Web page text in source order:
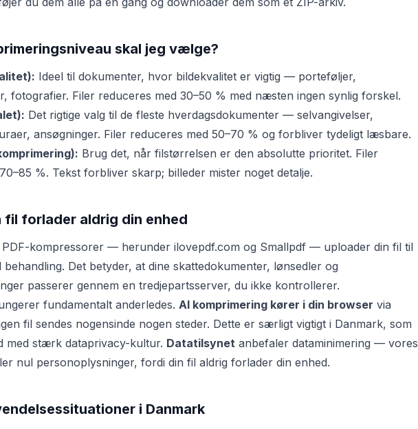
skal jeg vælge?
Ideel til dokumenter, hvor bildekvalitet er vigtig — porteføljer,
fotografier. Filer reduceres med 30–50 % med næsten ingen synlig forskel.
Det rigtige valg til de fleste hverdagsdokumenter — selvangivelser,
ansøgninger. Filer reduceres med 50–70 % og forbliver tydeligt læsbare.
Brug det, når filstørrelsen er den absolutte prioritet. Filer
%. Tekst forbliver skarp; billeder mister noget detalje.
fil forlader aldrig din enhed
PDF-kompressorer — herunder ilovepdf.com og Smallpdf — uploader din fil til
behandling. Det betyder, at dine skattedokumenter, lønsedler og
passerer gennem en tredjepartsserver, du ikke kontrollerer.
fundamentalt anderledes. Al komprimering kører i din browser via
fil sendes nogensinde nogen steder. Dette er særligt vigtigt i Danmark, som
med stærk dataprivacy-kultur. Datatilsynet anbefaler dataminimering — vores
nul personoplysninger, fordi din fil aldrig forlader din enhed.
i Danmark